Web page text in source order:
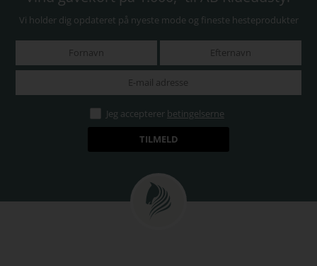
Vi holder dig opdateret på nyeste mode og fineste hesteprodukter
Jeg accepterer betingelserne